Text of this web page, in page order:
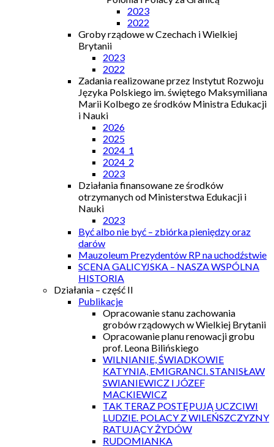
2023
2022
Groby rządowe w Czechach i Wielkiej
Brytanii
2023
2022
Zadania realizowane przez Instytut Rozwoju
Języka Polskiego im. świętego Maksymiliana
Marii Kolbego ze środków Ministra Edukacji
i Nauki
2026
2025
2024_1
2024_2
2023
Działania finansowane ze środków
otrzymanych od Ministerstwa Edukacji i
Nauki
2023
Być albo nie być – zbiórka pieniędzy oraz
darów
Mauzoleum Prezydentów RP na uchodźstwie
SCENA GALICYJSKA – NASZA WSPÓLNA
HISTORIA
Działania – część II
Publikacje
Opracowanie stanu zachowania
grobów rządowych w Wielkiej Brytanii
Opracowanie planu renowacji grobu
prof. Leona Bilińskiego
WILNIANIE, ŚWIADKOWIE
KATYNIA, EMIGRANCI. STANISŁAW
SWIANIEWICZ I JÓZEF
MACKIEWICZ
TAK TERAZ POSTĘPUJĄ UCZCIWI
LUDZIE. POLACY Z WILEŃSZCZYZNY
RATUJĄCY ŻYDÓW
RUDOMIANKA